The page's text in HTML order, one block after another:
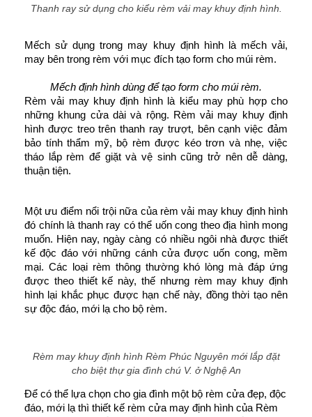
Thanh ray sử dụng cho kiểu rèm vải may khuy định hình.
Mếch sử dụng trong may khuy định hình là mếch vải,
may bên trong rèm với mục đích tạo form cho múi rèm.
Mếch định hình dùng để tạo form cho múi rèm.
Rèm vải may khuy định hình là kiểu may phù hợp cho
những khung cửa dài và rộng. Rèm vải may khuy định
hình được treo trên thanh ray trượt, bên cạnh việc đảm
bảo tính thẩm mỹ, bộ rèm được kéo trơn và nhẹ, việc
tháo lắp rèm để giặt và vệ sinh cũng trở nên dễ dàng,
thuận tiện.
Một ưu điểm nổi trội nữa của rèm vải may khuy định hình
đó chính là thanh ray có thể uốn cong theo địa hình mong
muốn. Hiện nay, ngày càng có nhiều ngôi nhà được thiết
kế độc đáo với những cánh cửa được uốn cong, mềm
mại. Các loại rèm thông thường khó lòng mà đáp ứng
được theo thiết kế này, thế nhưng rèm may khuy định
hình lại khắc phục được hạn chế này, đồng thời tạo nên
sự độc đáo, mới lạ cho bộ rèm.
Rèm may khuy định hình Rèm Phúc Nguyên mới lắp đặt
cho biệt thự gia đình chú V. ở Nghệ An
Để có thể lựa chọn cho gia đình một bộ rèm cửa đẹp, độc
đáo, mới lạ thì thiết kế rèm cửa may định hình của Rèm